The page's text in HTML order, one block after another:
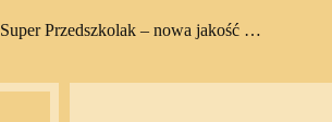
Super Przedszkolak – nowa jakość …